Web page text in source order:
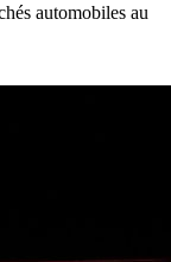
automobiles au